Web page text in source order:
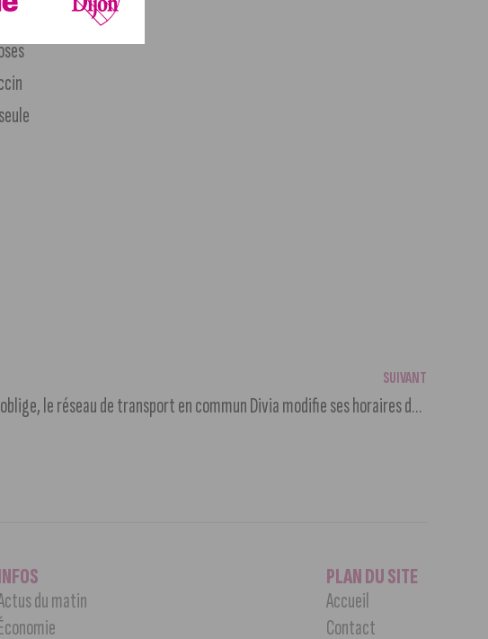
SUIVANT
3ème confinement oblige, le réseau de transport en commun Divia modifie ses horaires de passage
du matin
PLAN DU SITE
Accueil
Contact